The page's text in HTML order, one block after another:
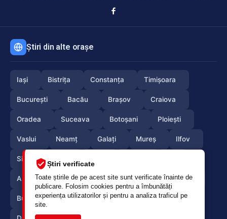
Știri verificate
Toate știrile de pe acest site sunt verificate înainte de
publicare. Folosim cookies pentru a îmbunătăți
experiența utilizatorilor și pentru a analiza traficul pe
site.
Știri din alte orașe
Iași Bistrița Constanța Timișoara
București Bacău Brașov Craiova
Oradea Suceava Botoșani Ploiești
Vaslui Neamț Galați Mureș Ilfov
Sibiu
Arges Maramures Vrancea Satumare
Buzau Braila Calarasi Caras-Severin